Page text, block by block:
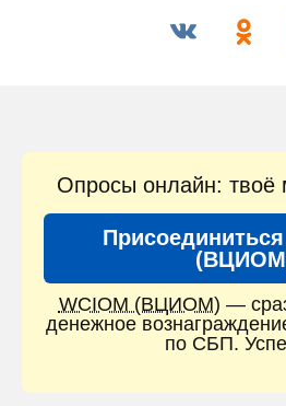
Опросы онлайн: твоё
WCIOM (ВЦИОМ) —
денежное
по СБП.